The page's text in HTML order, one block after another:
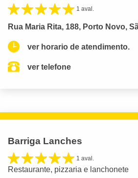
1 aval.
Rua Maria Rita, 188, Porto Novo,
ver horario de atendimento.
ver telefone
Barriga Lanches
1 aval.
Restaurante, pizzaria e lanchonete